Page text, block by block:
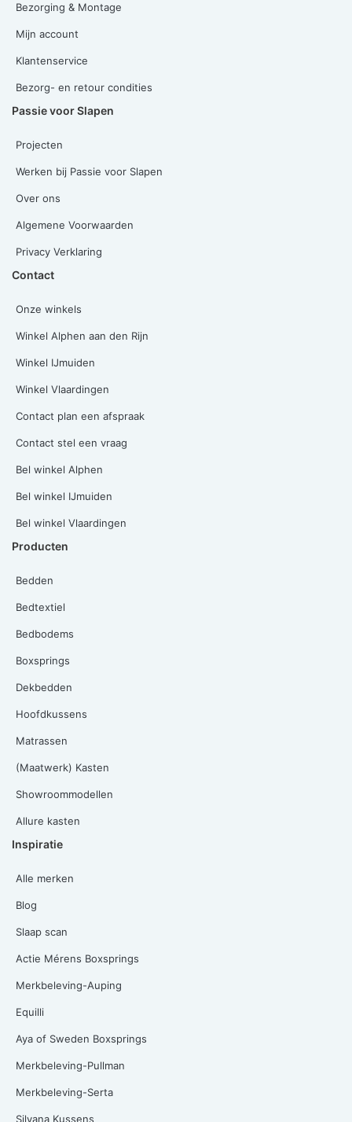
Bezorging & Montage
Mijn account
Klantenservice
Bezorg- en retour condities
Passie voor Slapen
Projecten
Werken bij Passie voor Slapen
Over ons
Algemene Voorwaarden
Privacy Verklaring
Contact
Onze winkels
Winkel Alphen aan den Rijn
Winkel IJmuiden
Winkel Vlaardingen
Contact plan een afspraak
Contact stel een vraag
Bel winkel Alphen
Bel winkel IJmuiden
Bel winkel Vlaardingen
Producten
Bedden
Bedtextiel
Bedbodems
Boxsprings
Dekbedden
Hoofdkussens
Matrassen
(Maatwerk) Kasten
Showroommodellen
Allure kasten
Inspiratie
Alle merken
Blog
Slaap scan
Actie Mérens Boxsprings
Merkbeleving-Auping
Equilli
Aya of Sweden Boxsprings
Merkbeleving-Pullman
Merkbeleving-Serta
Silvana Kussens